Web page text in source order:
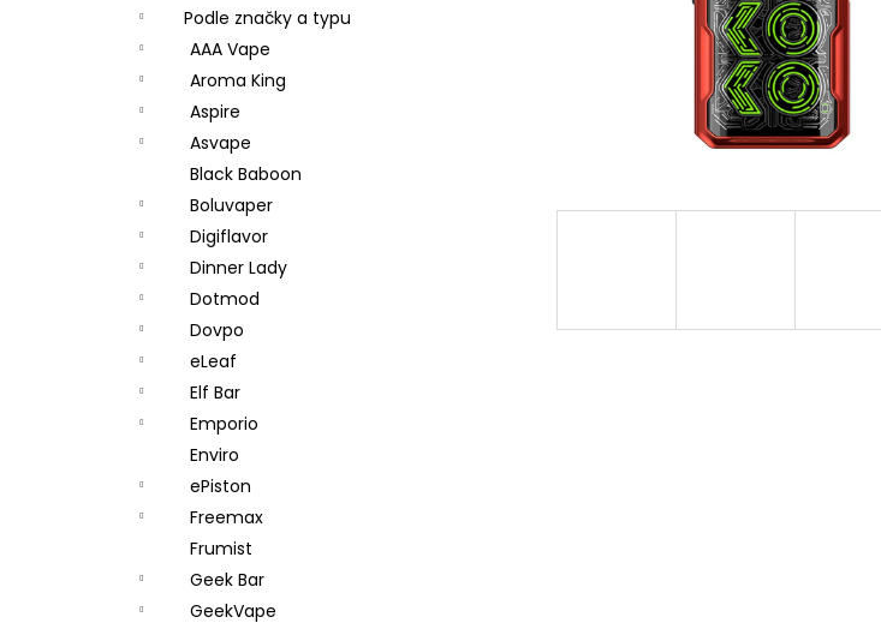
Podle značky a typu
AAA Vape
Aroma King
Aspire
Asvape
Black Baboon
Boluvaper
Digiflavor
Dinner Lady
Dotmod
Dovpo
eLeaf
Elf Bar
Emporio
Enviro
ePiston
Freemax
Frumist
Geek Bar
GeekVape
Doporučujeme
DEKANG DESERT SHIP 10ML 11MG
154 Kč
Původně:195 Kč